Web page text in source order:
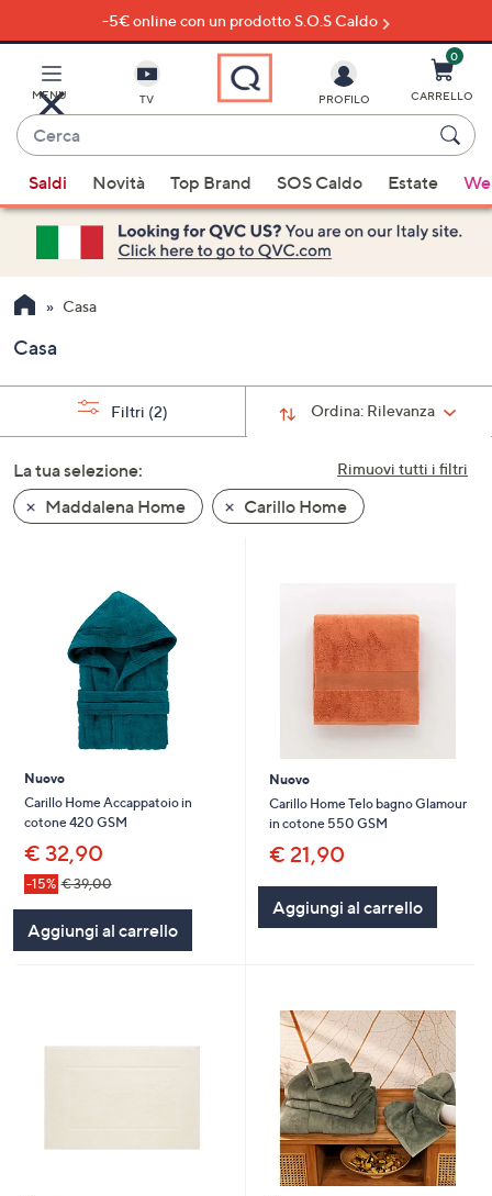
al
principale
-5€ online con un prodotto S.O.S Caldo
MENU TV
Cerca
sono
disponibili
suggerimenti,
usa
i
freccia
su
giù
oppure
scorri
a
dispositivi
consultarli.
PROFILO
0
CARRELLO
Saldi Novità Top Brand SOS Caldo Estate
Casa
Casa
Ordina: Rilevanza
Filtri (2)
Rimuovi tutti i filtri
La tua selezione:
Maddalena Home
Carillo Home
Nuovo
Carillo Home Accappatoio in
cotone 420 GSM
€ 32,90
-15% € 39,00
Aggiungi al carrello
Nuovo
Carillo Home Telo bagno Glamour
in cotone 550 GSM
€ 21,90
Aggiungi al carrello